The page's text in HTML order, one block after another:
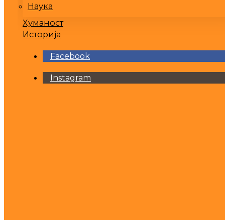
Наука
Хуманост
Историја
Facebook
Instagram